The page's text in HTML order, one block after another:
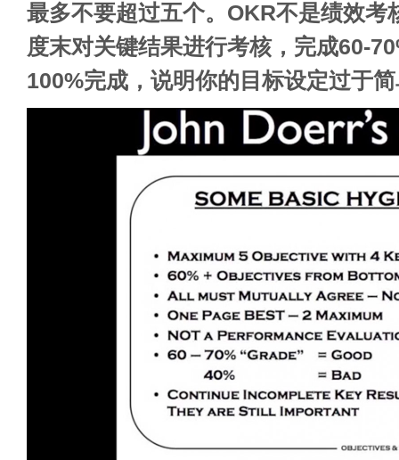
最多不要超过五个。OKR不是绩效考
度末对关键结果进行考核，完成60-
100%完成，说明你的目标设定过于